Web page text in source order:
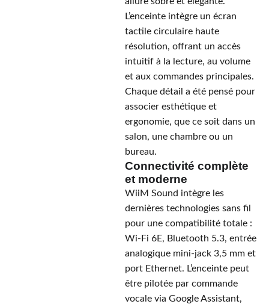
L’enceinte intègre un écran
tactile circulaire haute
résolution, offrant un accès
intuitif à la lecture, au volume
et aux commandes principales.
Chaque détail a été pensé pour
associer esthétique et
ergonomie, que ce soit dans un
salon, une chambre ou un
bureau.
Connectivité complète
et moderne
WiiM Sound intègre les
dernières technologies sans fil
pour une compatibilité totale :
Wi-Fi 6E, Bluetooth 5.3, entrée
analogique mini-jack 3,5 mm et
port Ethernet. L’enceinte peut
être pilotée par commande
vocale via Google Assistant,